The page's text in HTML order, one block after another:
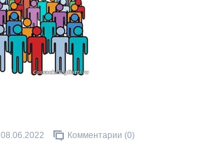
08.06.2022 Комментарии (0)